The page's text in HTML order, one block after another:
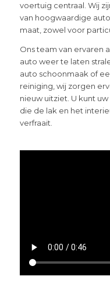
voertuig centraal. Wij
van hoogwaardige
maat, zowel voor
Ons team van ervaren
auto weer te laten
auto schoonmaak of
reiniging, wij zorgen
nieuw uitziet. U kunt
die de lak en het
verfraait.